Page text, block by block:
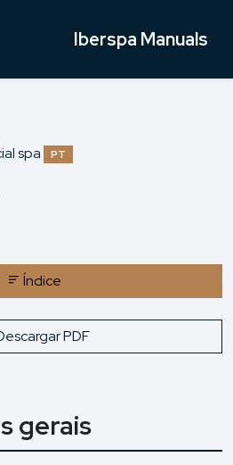
Iberspa Manuals
spa
PT
Índice
PDF
gerais